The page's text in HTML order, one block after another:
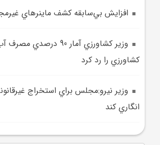
افزايش بي‌سابقه کشف ماينرهاي
وزير کشاورزي آمار 90
کشاورزي را رد کرد
وزير نيرو:مجلس براي استخراج
انگاري کند